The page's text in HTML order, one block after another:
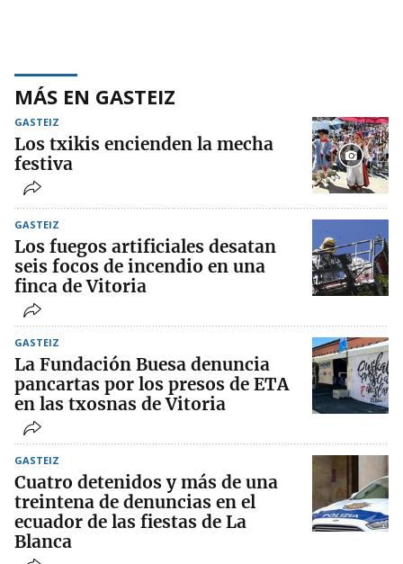
MÁS EN GASTEIZ
GASTEIZ
Los txikis encienden la mecha
festiva
GASTEIZ
Los fuegos artificiales desatan
seis focos de incendio en una
finca de Vitoria
GASTEIZ
La Fundación Buesa denuncia
pancartas por los presos de ETA
en las txosnas de Vitoria
GASTEIZ
Cuatro detenidos y más de una
treintena de denuncias en el
ecuador de las fiestas de La
Blanca